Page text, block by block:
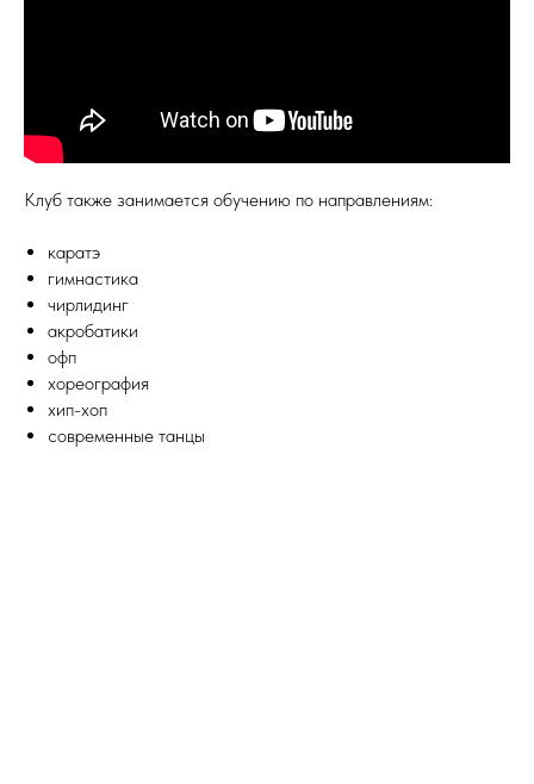
Клуб также занимается обучению по направлениям:
каратэ
гимнастика
чирлидинг
акробатики
офп
хореография
хип-хоп
современные танцы